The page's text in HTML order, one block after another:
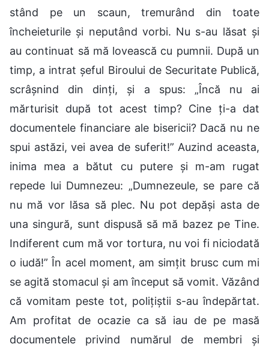
stând pe un scaun, tremurând din toate
încheieturile și neputând vorbi. Nu s-au lăsat și
au continuat să mă lovească cu pumnii. După un
timp, a intrat șeful Biroului de Securitate Publică,
scrâșnind din dinți, și a spus: „Încă nu ai
mărturisit după tot acest timp? Cine ți-a dat
documentele financiare ale bisericii? Dacă nu ne
spui astăzi, vei avea de suferit!” Auzind aceasta,
inima mea a bătut cu putere și m-am rugat
repede lui Dumnezeu: „Dumnezeule, se pare că
nu mă vor lăsa să plec. Nu pot depăși asta de
una singură, sunt dispusă să mă bazez pe Tine.
Indiferent cum mă vor tortura, nu voi fi niciodată
o iudă!” În acel moment, am simțit brusc cum mi
se agită stomacul și am început să vomit. Văzând
că vomitam peste tot, polițiștii s-au îndepărtat.
Am profitat de ocazie ca să iau de pe masă
documentele privind numărul de membri și